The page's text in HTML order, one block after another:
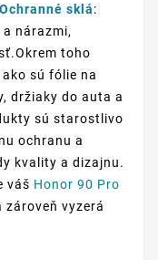
Ochranné sklá:
nárazmi,
toho
sú fólie na
držiaky do auta a
sú starostlivo
ochranu a
kvality a dizajnu.
váš Honor 90 Pro
zároveň vyzerá